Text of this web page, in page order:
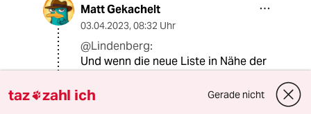
Matt Gekachelt
03.04.2023, 08:32 Uhr
@Lindenberg:
Und wenn die neue Liste in Nähe der
gleiche, denn Macht korrumpiert. Die
taz zahl ich Gerade nicht